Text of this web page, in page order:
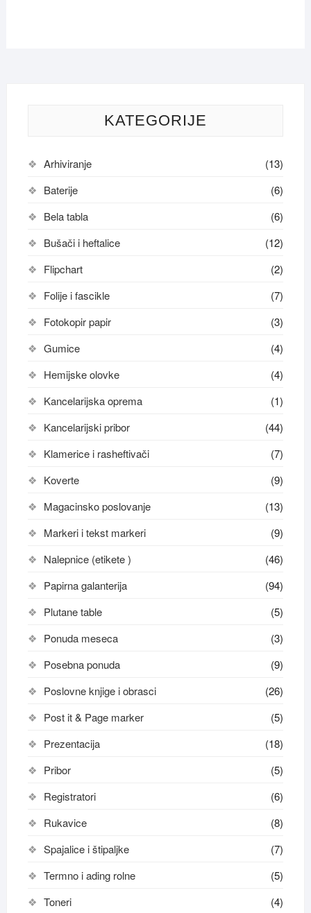
KATEGORIJE
Arhiviranje
(13)
Baterije
(6)
Bela tabla
(6)
Bušači i heftalice
(12)
Flipchart
(2)
Folije i fascikle
(7)
Fotokopir papir
(3)
Gumice
(4)
Hemijske olovke
(4)
Kancelarijska oprema
(1)
Kancelarijski pribor
(44)
Klamerice i rasheftivači
(7)
Koverte
(9)
Magacinsko poslovanje
(13)
Markeri i tekst markeri
(9)
Nalepnice (etikete )
(46)
Papirna galanterija
(94)
Plutane table
(5)
Ponuda meseca
(3)
Posebna ponuda
(9)
Poslovne knjige i obrasci
(26)
Post it & Page marker
(5)
Prezentacija
(18)
Pribor
(5)
Registratori
(6)
Rukavice
(8)
Spajalice i štipaljke
(7)
Termno i ading rolne
(5)
Toneri
(4)